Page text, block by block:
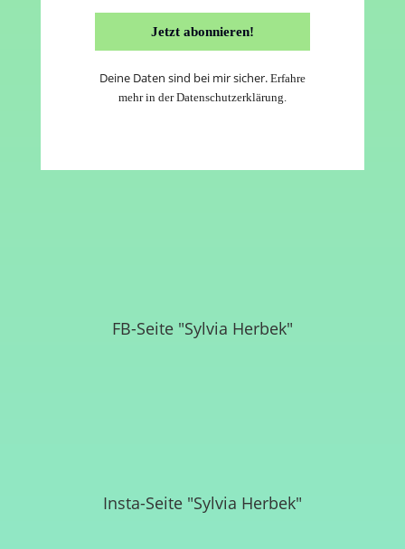
Deine Daten sind bei mir sicher. Erfahre
mehr in derDatenschutzerklärung
FB-Seite "Sylvia Herbek"
Insta-Seite "Sylvia Herbek"